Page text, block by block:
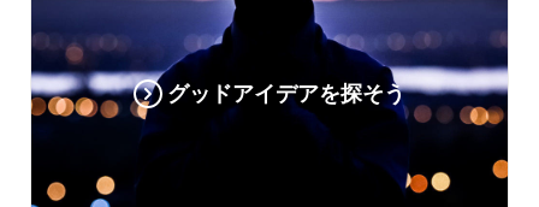
グッドアイデアを探そう